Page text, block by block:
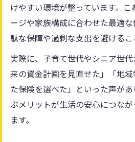
けやすい環境が整っています。
ージや家族構成に合わせた最適
駄な保障や過剰な支出を避けるこ
実際に、子育て世代やシニア世
来の資金計画を見直せた」「地
た保険を選べた」といった声が
ぶメリットが生活の安心につな
ます。